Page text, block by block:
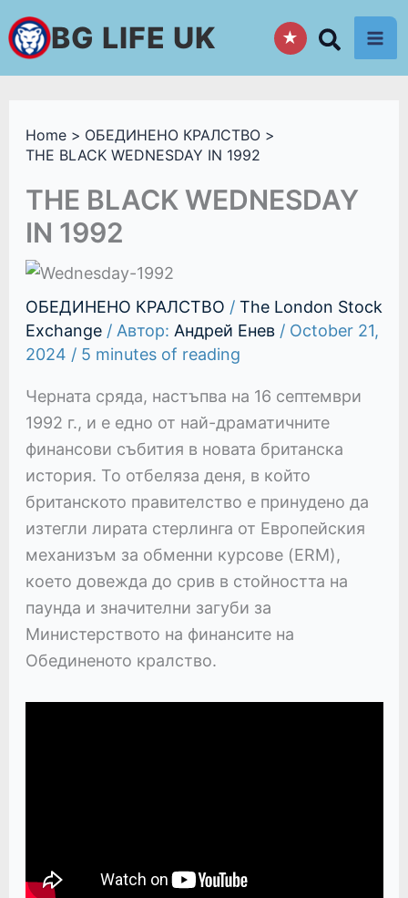
Skip
to
content
BG LIFE UK ★
Home
ОБЕДИНЕНО КРАЛСТВО
THE BLACK WEDNESDAY IN 1992
THE BLACK WEDNESDAY
IN 1992
ОБЕДИНЕНО КРАЛСТВО / The London Stock
Exchange/ Автор: Андрей Енев / October 21,
2024 / 5 minutes of reading
Черната сряда, настъпва на 16 септември
1992 г., и е едно от най-драматичните
финансови събития в новата британска
история. То отбеляза деня, в който
британското правителство е принудено да
изтегли лирата стерлинга от Европейския
механизъм за обменни курсове (ERM),
което довежда до срив в стойността на
паунда и значителни загуби за
Министерството на финансите на
Обединеното кралство.